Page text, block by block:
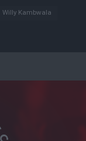
Willy Kambwala